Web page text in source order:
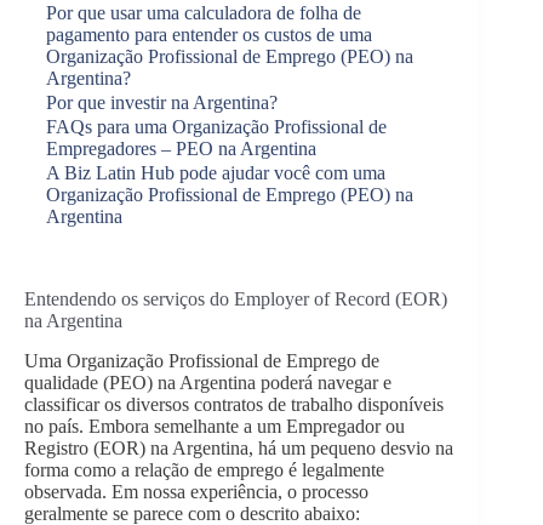
Por que usar uma calculadora de folha de
pagamento para entender os custos de uma
Organização Profissional de Emprego (PEO) na
Argentina?
Por que investir na Argentina?
FAQs para uma Organização Profissional de
Empregadores – PEO na Argentina
A Biz Latin Hub pode ajudar você com uma
Organização Profissional de Emprego (PEO) na
Argentina
Entendendo os serviços do Employer of Record (EOR)
na Argentina
Uma Organização Profissional de Emprego de
qualidade (PEO) na Argentina poderá navegar e
classificar os diversos contratos de trabalho disponíveis
no país. Embora semelhante a um Empregador ou
Registro (EOR) na Argentina, há um pequeno desvio na
forma como a relação de emprego é legalmente
observada. Em nossa experiência, o processo
geralmente se parece com o descrito abaixo: